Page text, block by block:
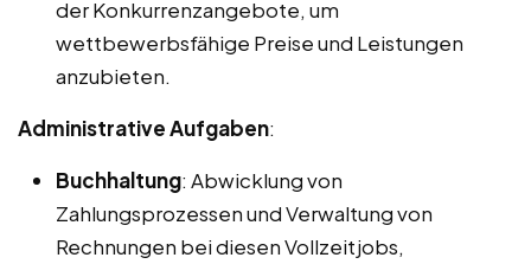
der Konkurrenzangebote, um
wettbewerbsfähige Preise und Leistungen
anzubieten.
Administrative Aufgaben:
Buchhaltung: Abwicklung von
Zahlungsprozessen und Verwaltung von
Rechnungen bei diesen Vollzeitjobs,